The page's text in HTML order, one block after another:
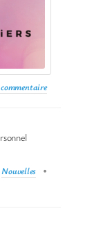
Nouvelles